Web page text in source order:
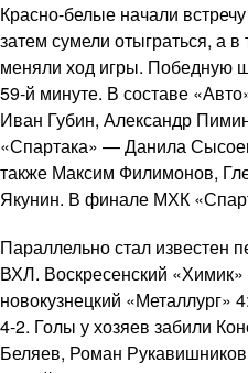
Красно-белые начали
затем сумели отыграться, а
меняли ход игры. Победную
59-й минуте. В составе
Иван Губин, Александр
«Спартака» — Данила
также Максим Филимонов,
Якунин. В финале МХК
Параллельно стал
ВХЛ. Воскресенский
новокузнецкий «Металлург»
4-2. Голы у хозяев забили
Беляев, Роман